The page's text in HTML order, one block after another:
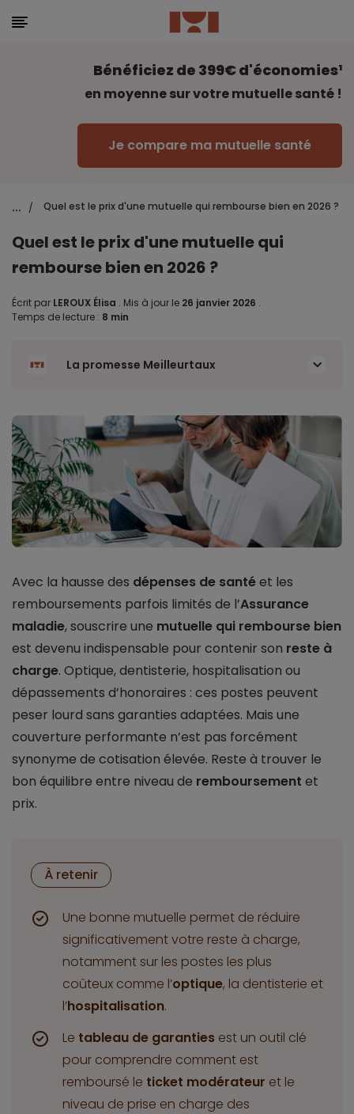
Bénéficiez de 399€ d'économies¹
en moyenne sur votre mutuelle santé !
Je compare ma mutuelle santé
... / Quel est le prix d'une mutuelle qui rembourse bien en 2026 ?
Quel est le prix d'une mutuelle qui
rembourse bien en 2026 ?
Écrit par LEROUX Élisa . Mis à jour le 26 janvier 2026 .
Temps de lecture : 8 min
La promesse Meilleurtaux
Avec la hausse des dépenses de santéet les
remboursements parfois limités de l’Assurance
maladie, souscrire une mutuelle qui rembourse bien
est devenu indispensable pour contenir son reste à
charge. Optique, dentisterie, hospitalisation ou
dépassements d’honoraires : ces postes peuvent
peser lourd sans garanties adaptées. Mais une
couverture performante n’est pas forcément
synonyme de cotisation élevée. Reste à trouver le
bon équilibre entre niveau de remboursement et
prix.
À retenir
Une bonne mutuelle permet de réduire
significativement votre reste à charge,
notamment sur les postes les plus
coûteux comme l’optique, la dentisterie et
l’hospitalisation.
Le tableau de garanties est un outil clé
pour comprendre comment est
remboursé le ticket modérateur et le
niveau de prise en charge des